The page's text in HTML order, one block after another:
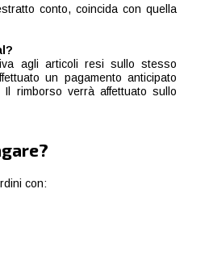
conto, coincida con quella
agli articoli resi sullo stesso
un pagamento anticipato
Il rimborso verrà affettuato sullo
con: